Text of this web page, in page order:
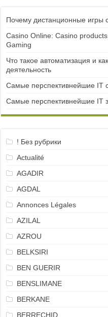
Почему дистанционные игры
Casino Online: Casino
Gaming
Что такое автоматизация и
деятельность
Самые перспективнейшие IT
Самые перспективнейшие IT
! Без рубрики
Actualité
AGADIR
AGDAL
Annonces Légales
AZILAL
AZROU
BELKSIRI
BEN GUERIR
BENSLIMANE
BERKANE
BERRECHID